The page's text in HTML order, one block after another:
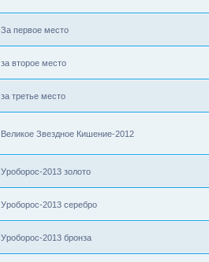
За первое место
за второе место
за третье место
Великое Звездное Кишение-2012
Уроборос-2013 золото
Уроборос-2013 серебро
Уроборос-2013 бронза